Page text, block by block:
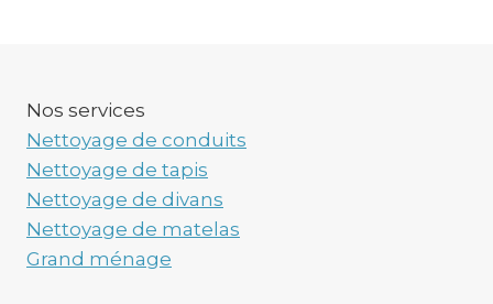
Nos services
Nettoyage de conduits
Nettoyage de tapis
Nettoyage de divans
Nettoyage de matelas
Grand ménage